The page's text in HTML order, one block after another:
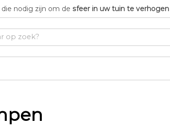
nodig zijn om de sfeer in uw tuin te verhogen